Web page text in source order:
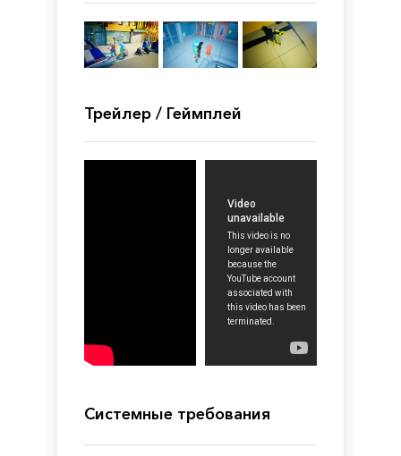
Трейлер / Геймплей
Системные требования